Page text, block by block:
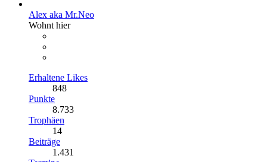
Alex aka Mr.Neo
Wohnt hier
Erhaltene Likes
848
Punkte
8.733
Trophäen
14
Beiträge
1.431